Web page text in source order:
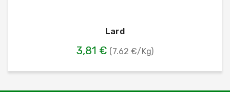
Lard
3,81 € (7.62 €/Kg)